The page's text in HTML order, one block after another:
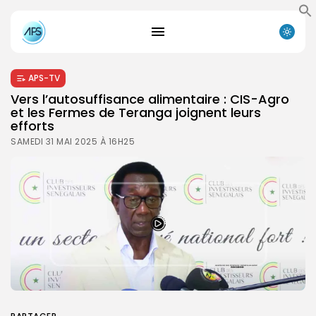
APS-TV
Vers l’autosuffisance alimentaire : CIS-Agro
et les Fermes de Teranga joignent leurs
efforts
SAMEDI 31 MAI 2025 À 16H25